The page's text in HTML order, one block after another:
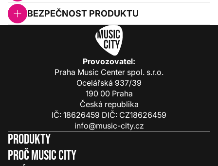
BEZPEČNOST PRODUKTU
Provozovatel:
Praha Music Center spol. s.r.o.
Ocelářská 937/39
190 00 Praha
Česká republika
IČ: 18626459 DIČ: CZ18626459
info@music-city.cz
Produkty
Proč Music City